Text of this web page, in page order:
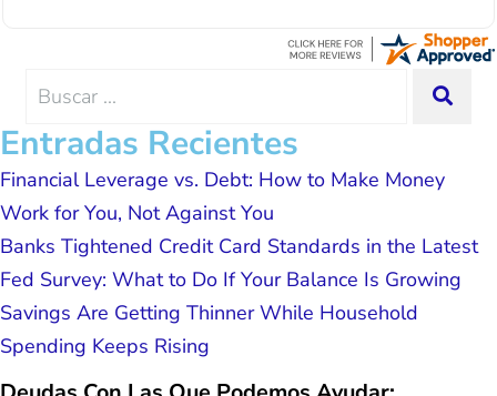
hope. I look forward to better days for
possible because of J Miller, and I am
Lemus, ext 204 and he was excellent throughout.
He answered all of my questions quickly and
Search
Entradas Recientes
Financial Leverage vs. Debt: How to Make Money
Work for You, Not Against You
Banks Tightened Credit Card Standards in the Latest
Fed Survey: What to Do If Your Balance Is Growing
Savings Are Getting Thinner While Household
Spending Keeps Rising